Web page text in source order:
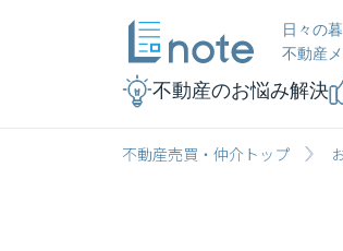
日々の
不動産
不動産のお悩み解決
不動産売買・仲介トップ